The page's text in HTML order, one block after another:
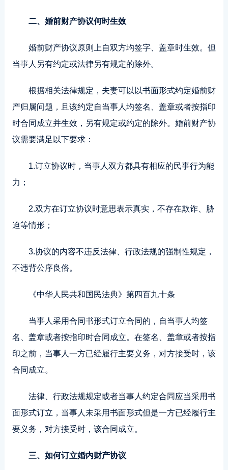
二、婚前财产协议何时生效
婚前财产协议原则上自双方均签字、盖章时生效。但
当事人另有约定或法律另有规定的除外。
根据相关法律规定，夫妻可以以书面形式约定婚前财
产归属问题，且该约定自当事人均签名、盖章或者按指印
时合同成立并生效，另有规定或约定的除外。婚前财产协
议需要满足以下要求：
1.订立协议时，当事人双方都具有相应的民事行为能
力；
2.双方在订立协议时意思表示真实，不存在欺诈、胁
迫等情形；
3.协议的内容不违反法律、行政法规的强制性规定，
不违背公序良俗。
《中华人民共和国民法典》第四百九十条
当事人采用合同书形式订立合同的，自当事人均签
名、盖章或者按指印时合同成立。在签名、盖章或者按指
印之前，当事人一方已经履行主要义务，对方接受时，该
合同成立。
法律、行政法规规定或者当事人约定合同应当采用书
面形式订立，当事人未采用书面形式但是一方已经履行主
要义务，对方接受时，该合同成立。
三、如何订立婚内财产协议